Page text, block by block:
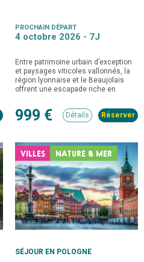
PROCHAIN DÉPART
4 octobre 2026 - 7J
Entre patrimoine urbain d’exception
et paysages viticoles vallonnés, la
région lyonnaise et le Beaujolais
offrent une escapade riche en
gourmandes. Lyon, classée au
patrimoine mondial de l’UNESCO,
Renaissance et son identité
profondément liée à la soie et à la
gastronomie.
999 € Détails
VILLES NATURE & MER
SÉJOUR EN POLOGNE